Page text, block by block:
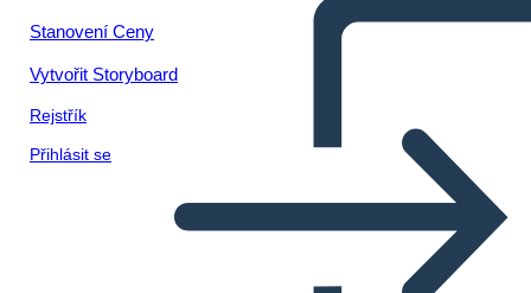
Stanovení Ceny
Vytvořit Storyboard
Rejstřík
Přihlásit se